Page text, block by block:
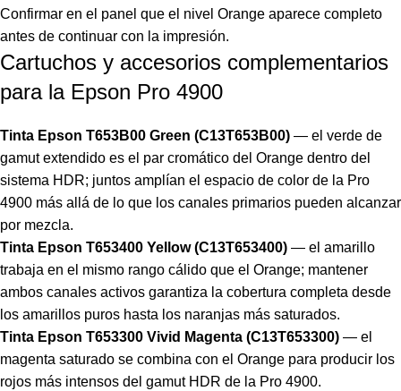
Confirmar en el panel que el nivel Orange aparece completo
antes de continuar con la impresión.
Cartuchos y accesorios complementarios
para la Epson Pro 4900
Tinta Epson T653B00 Green (C13T653B00) — el verde de
gamut extendido es el par cromático del Orange dentro del
sistema HDR; juntos amplían el espacio de color de la Pro
4900 más allá de lo que los canales primarios pueden alcanzar
por mezcla.
Tinta Epson T653400 Yellow (C13T653400) — el amarillo
trabaja en el mismo rango cálido que el Orange; mantener
ambos canales activos garantiza la cobertura completa desde
los amarillos puros hasta los naranjas más saturados.
Tinta Epson T653300 Vivid Magenta (C13T653300) — el
magenta saturado se combina con el Orange para producir los
rojos más intensos del gamut HDR de la Pro 4900.